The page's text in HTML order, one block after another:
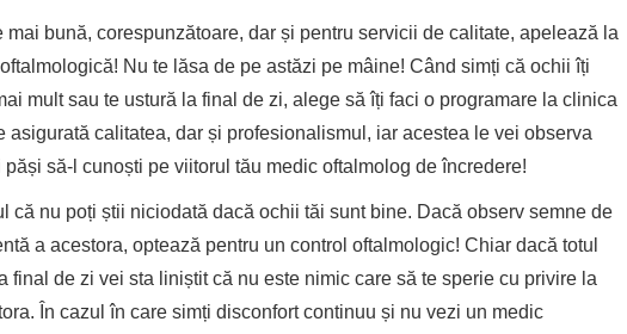
mai bună, corespunzătoare, dar și pentru servicii de calitate, apelează la
Nu te lăsa de pe astăzi pe mâine! Când simți că ochii îți
mult sau te ustură la final de zi, alege să îți faci o programare la clinica
asigurată calitatea, dar și profesionalismul, iar acestea le vei observa
păși să-l cunoști pe viitorul tău medic oftalmolog de încredere!
că nu poți știi niciodată dacă ochii tăi sunt bine. Dacă observ semne de
a acestora, optează pentru un control oftalmologic! Chiar dacă totul
final de zi vei sta liniștit că nu este nimic care să te sperie cu privire la
În cazul în care simți disconfort continuu și nu vezi un medic